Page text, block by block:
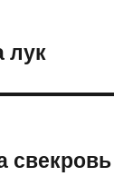
лук
свекровь